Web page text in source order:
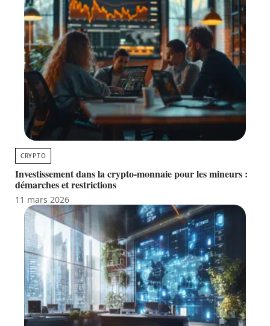
CRYPTO
Investissement dans la crypto-monnaie pour les mineurs :
démarches et restrictions
11 mars 2026